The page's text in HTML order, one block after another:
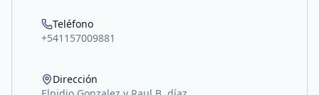
Teléfono
+541157009881
Dirección